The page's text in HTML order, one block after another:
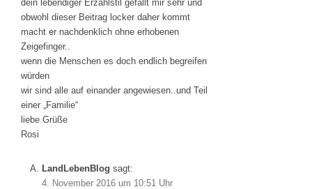
dein lebendiger Erzählstil gefällt mir sehr und
obwohl dieser Beitrag locker daher kommt
macht er nachdenklich ohne erhobenen
Zeigefinger..
wenn die Menschen es doch endlich begreifen
würden
wir sind alle auf einander angewiesen..und Teil
einer „Familie“
liebe Grüße
Rosi
LandLebenBlog sagt:
4. November 2016 um 10:51 Uhr